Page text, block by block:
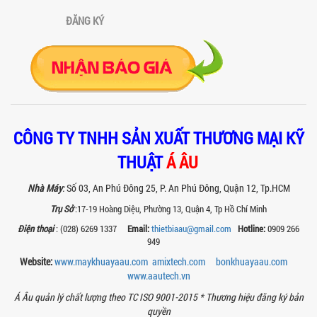
KHUẤY THƯỜNG: KHÁC BIỆT VÀ GIÁ TRỊ
MANG LẠI
So sánh máy khuấy phòng nổ và máy
khuấy thường chi tiết: sự khác biệt về an
toàn, giá trị mang lại, ứng dụng...
30HP: TĂNG ĐỘ ỔN ĐỊNH VÀ AN TOÀN KHI
VẬN HÀNH
Tay kẹp thùng trên máy khuấy sơn
30HP giúp giữ ổn định thùng chứa, đảm
bảo an toàn khi vận hành và nâng cao
chất...
BỒN KHUẤY SÀN THAO TÁC – GIẢI PHÁP
TOÀN DIỆN CHO SẢN XUẤT THỰC PHẨM,
MỸ PHẨM VÀ HÓA CHẤT
Khám phá thiết kế bồn khuấy sàn thao
tác inox an toàn, tiện lợi, phù hợp sản
xuất thực phẩm, mỹ phẩm, hóa chất....
VÌ SAO CÁC XƯỞNG SƠN NÊN CHỌN MÁY
ĐĂNG KÝ
CÔNG TY TNHH SẢN XUẤT THƯƠNG MẠI KỸ
THUẬTÁ ÂU
Nhà Máy:Số 03, An Phú Đông 25, P. An Phú Đông, Quận 12, Tp.HCM
Trụ Sở:17-19 Hoàng Diệu, Phường 13, Quận 4, Tp Hồ Chí Minh
Điện thoại: (028) 6269 1337 Email:thietbiaau@gmail.com Hotline:0909 266
949
Website:www.maykhuayaau.com amixtech.com
bonkhuayaau.com
www.aautech.vn
Á Âu quản lý chất lượng theo TC ISO 9001-2015 * Thương hiệu đăng ký bản
quyền